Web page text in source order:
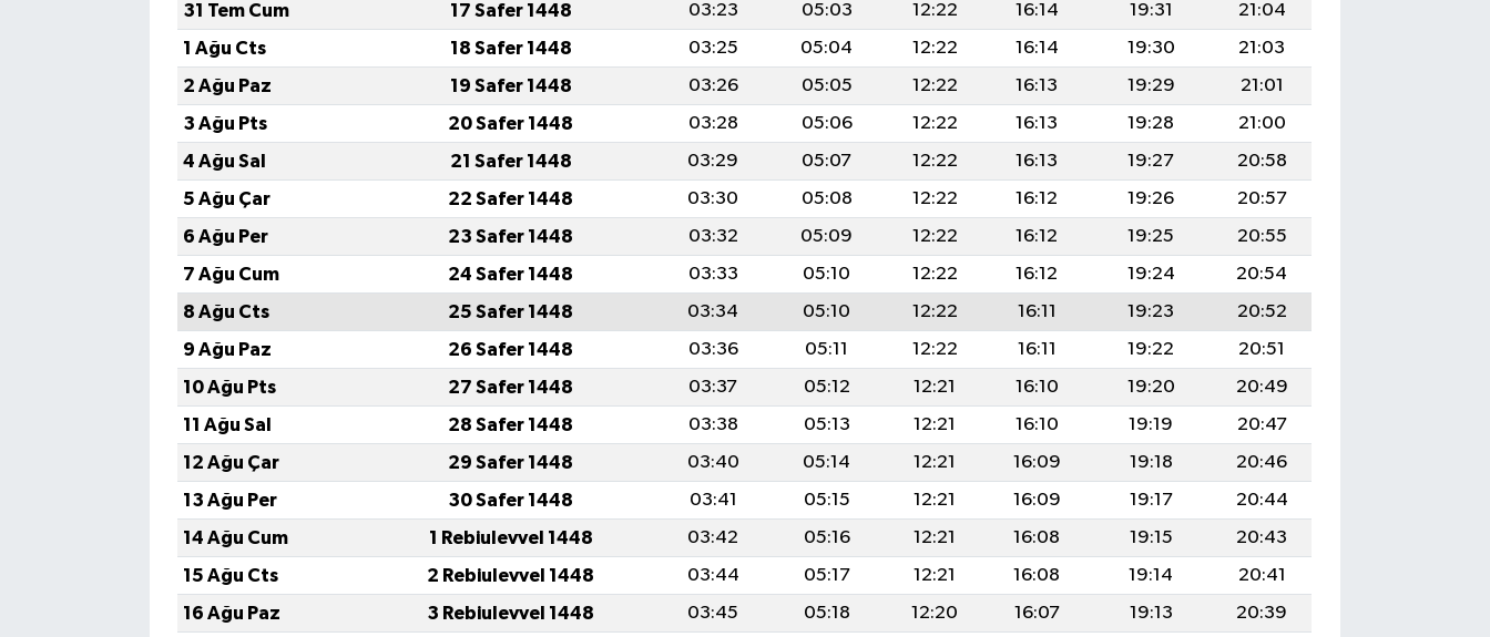
31 Tem Cum
17 Safer 1448 03:23 05:03 12:22 16:14 19:31
21:04
1 Ağu Cts
18 Safer 1448 03:25 05:04 12:22 16:14 19:30
21:03
2 Ağu Paz
19 Safer 1448 03:26 05:05 12:22 16:13 19:29
21:01
3 Ağu Pts
20 Safer 1448 03:28 05:06 12:22 16:13 19:28
21:00
4 Ağu Sal
21 Safer 1448 03:29 05:07 12:22 16:13 19:27
20:58
5 Ağu Çar
22 Safer 1448 03:30 05:08 12:22 16:12 19:26
20:57
6 Ağu Per
23 Safer 1448 03:32 05:09 12:22 16:12 19:25
20:55
7 Ağu Cum
24 Safer 1448 03:33 05:10 12:22 16:12 19:24
20:54
8 Ağu Cts
25 Safer 1448 03:34 05:10 12:22 16:11 19:23
20:52
9 Ağu Paz
26 Safer 1448 03:36 05:11 12:22 16:11 19:22
20:51
10 Ağu Pts
27 Safer 1448 03:37 05:12 12:21 16:10 19:20
20:49
11 Ağu Sal
28 Safer 1448 03:38 05:13 12:21 16:10 19:19
20:47
12 Ağu Çar
29 Safer 1448 03:40 05:14 12:21 16:09 19:18
20:46
13 Ağu Per
30 Safer 1448 03:41 05:15 12:21 16:09 19:17
20:44
14 Ağu Cum
1 Rebiulevvel 1448 03:42 05:16 12:21 16:08 19:15
20:43
15 Ağu Cts
2 Rebiulevvel 1448 03:44 05:17 12:21 16:08 19:14
20:41
16 Ağu Paz
3 Rebiulevvel 1448 03:45 05:18 12:20 16:07 19:13
20:39